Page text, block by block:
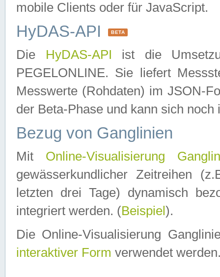
mobile Clients oder für JavaScript.
HyDAS-API BETA
Die HyDAS-API ist die
PEGELONLINE. Sie liefert
Messwerte (Rohdaten) im JSON-
der Beta-Phase und kann sich noch
Bezug von Ganglinien
Mit Online-Visualisierung
gewässerkundlicher Zeitreihen
letzten drei Tage) dynamisch
integriert werden. (Beispiel ).
Die Online-Visualisierung
interaktiver Form verwendet